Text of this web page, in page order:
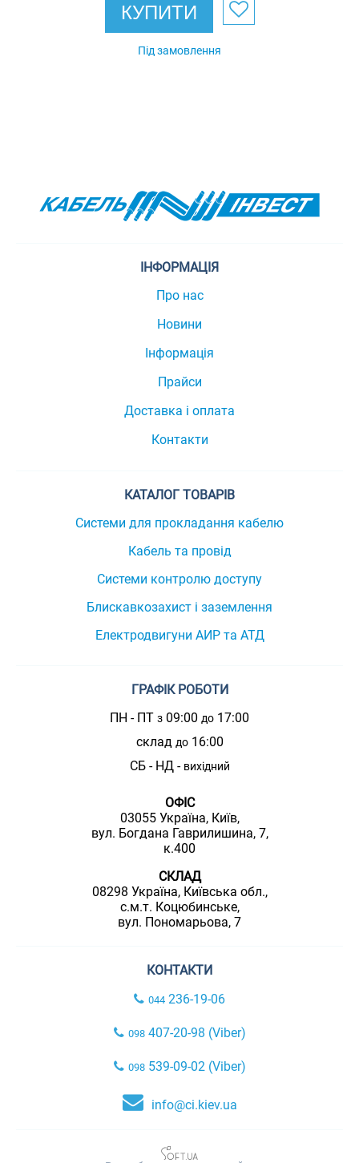
КУПИТИ
Під замовлення
ІНФОРМАЦІЯ
Про нас
Новини
Інформація
Прайси
Доставка і оплата
Контакти
КАТАЛОГ ТОВАРІВ
Системи для прокладання кабелю
Кабель та провід
Системи контролю доступу
Блискавкозахист і заземлення
Електродвигуни АИР та АТД
ГРАФІК РОБОТИ
ПН - ПТ з 09:00 до 17:00
склад до16:00
СБ - НД - вихідний
ОФІС
03055 Україна, Київ,
вул. Богдана Гаврилишина, 7,
к.400
СКЛАД
08298 Україна, Київська обл.,
с.м.т. Коцюбинське,
вул. Пономарьова, 7
КОНТАКТИ
044 236-19-06
098407-20-98 (Viber)
098539-09-02 (Viber)
info@ci.kiev.ua